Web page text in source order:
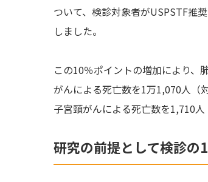
ついて、検診対象者がUSPSTF推
しました。
この10％ポイントの増加により
がんによる死亡数を1万1,070人（
子宮頸がんによる死亡数を1,710
研究の前提として検診の